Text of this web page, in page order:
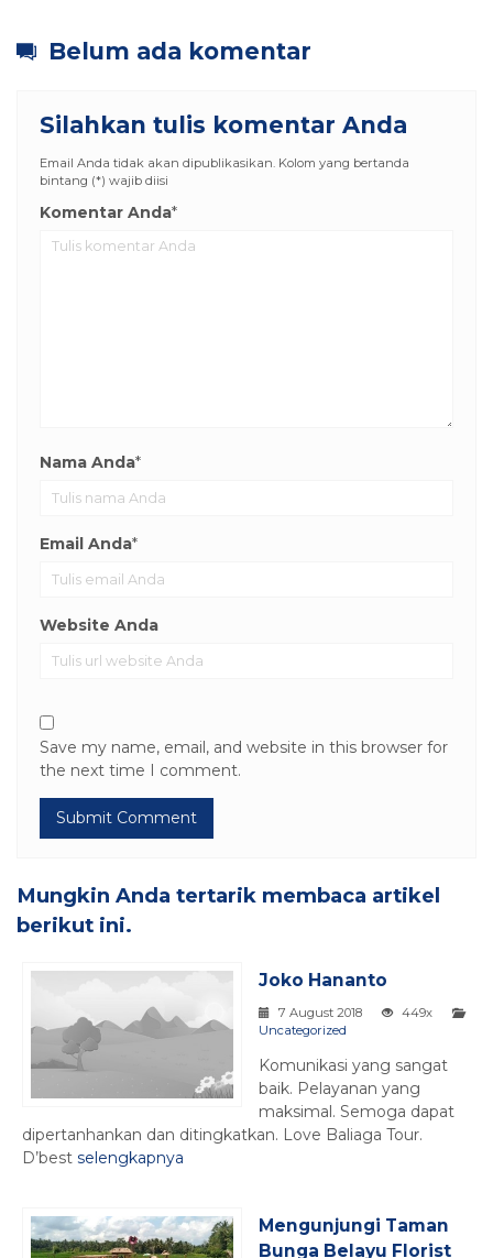
Belum ada komentar
Silahkan tulis komentar Anda
Email Anda tidak akan dipublikasikan. Kolom yang bertanda
bintang (*) wajib diisi
Komentar Anda*
Nama Anda*
Email Anda*
Website Anda
Save my name, email, and website in this browser for
the next time I comment.
Mungkin Anda tertarik membaca artikel
berikut ini.
Joko Hananto
7 August 2018
449x
Uncategorized
Komunikasi yang sangat
baik. Pelayanan yang
maksimal. Semoga dapat
dipertanhankan dan ditingkatkan. Love Baliaga Tour.
D’best selengkapnya
Mengunjungi Taman
Bunga Belayu Florist